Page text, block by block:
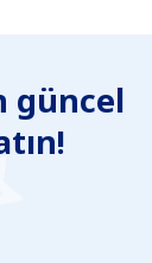
güncel